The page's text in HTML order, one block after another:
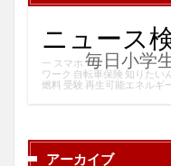
ニュース
一 スマホ 毎日小学
ワーク 自転車保険 知りたい
燃料 受験 再生可能エネルギ
アーカイブ